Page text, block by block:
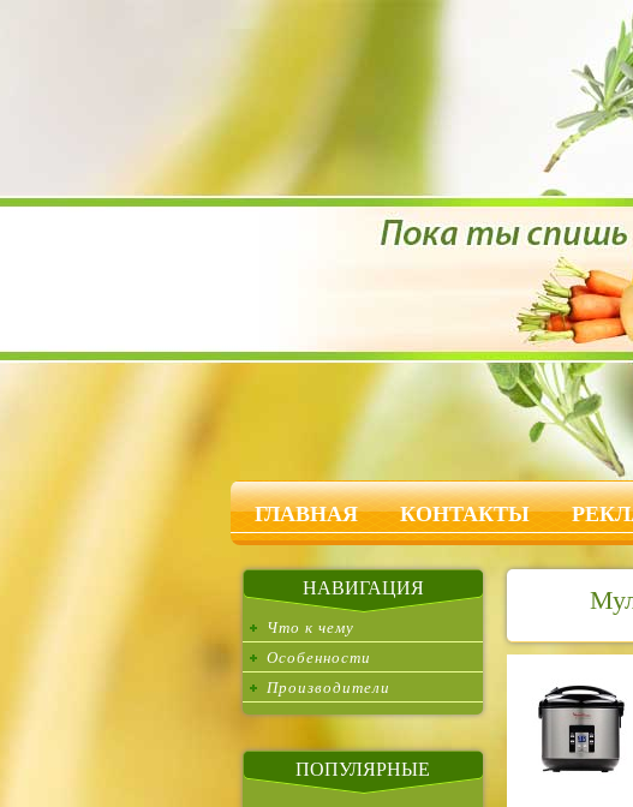
ГЛАВНАЯ КОНТАКТЫ
НАВИГАЦИЯ
Что к чему
Особенности
Производители
ПОПУЛЯРНЫЕ